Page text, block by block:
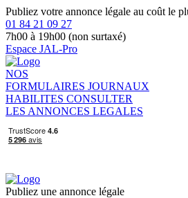
Publiez votre annonce légale au coût le
01 84 21 09 27
7h00 à 19h00 (non surtaxé)
Espace JAL-Pro
NOS
FORMULAIRES JOURNAUX
HABILITES CONSULTER
LES ANNONCES LEGALES
Publiez une annonce légale